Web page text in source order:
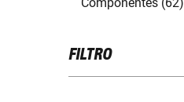
FILTRO